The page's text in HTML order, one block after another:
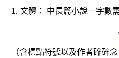
1. 文體： 中長篇小說－字數
（含標點符號以及作者碎碎念